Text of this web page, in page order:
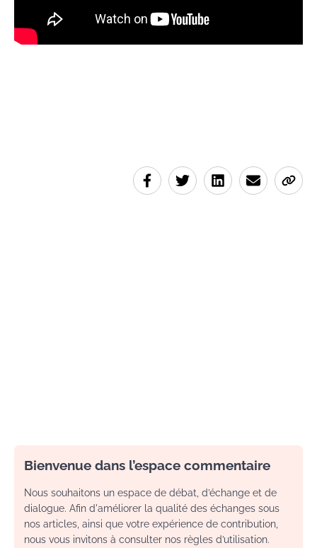
Bienvenue dans l’espace commentaire
Nous souhaitons un espace de débat, d’échange et de
dialogue. Afin d'améliorer la qualité des échanges sous
nos articles, ainsi que votre expérience de contribution,
nous vous invitons à consulter nos règles d’utilisation.